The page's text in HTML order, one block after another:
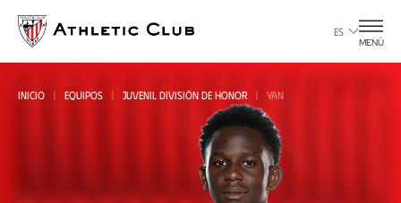
contenido
principal
ES
MENÚ
INICIO EQUIPOS JUVENIL DIVISIÓN DE HONOR YAN